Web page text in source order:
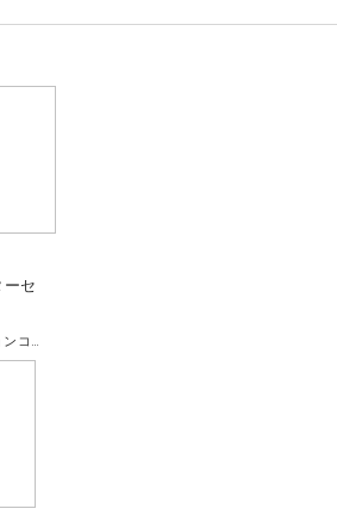
セ
セスナフライトシミュレーションコース